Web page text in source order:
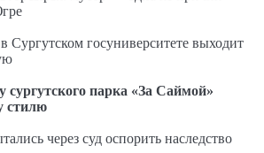
Сургутском госуниверситете выходит
сургутского парка «За Саймой»
стилю
через суд оспорить наследство